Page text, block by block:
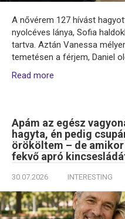
A nővérem 127 hívást
nyolcéves lánya, Sofia
tartva. Aztán Vanessa
temetésen a férjem, Daniel
Read more
Apám az egész
hagyta, én pedig
örököltem – de
fekvő apró
30.07.2026 INTERESTING